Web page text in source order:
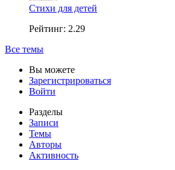
Стихи для детей
Рейтинг: 2.29
Все темы
Вы можете
Зарегистрироваться
Войти
Разделы
Записи
Темы
Авторы
Активность